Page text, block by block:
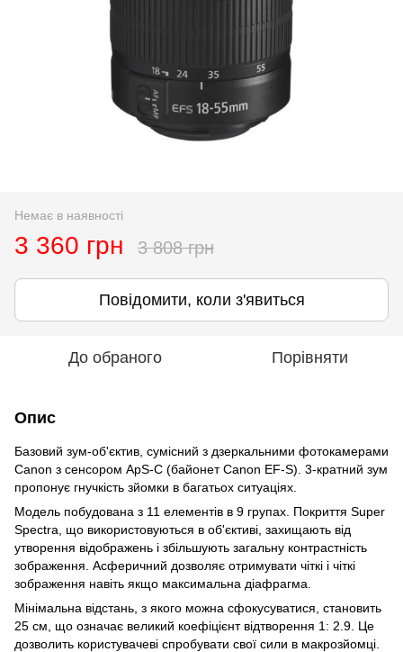
Немає в наявності
3 360 грн 3 808 грн
Повідомити, коли з'явиться
До обраного Порівняти
Опис
Базовий зум-об'єктив, сумісний з дзеркальними фотокамерами
Canon з сенсором ApS-C (байонет Canon EF-S). 3-кратний зум
пропонує гнучкість зйомки в багатьох ситуаціях.
Модель побудована з 11 елементів в 9 групах. Покриття Super
Spectra, що використовуються в об'єктиві, захищають від
утворення відображень і збільшують загальну контрастність
зображення. Асферичний дозволяє отримувати чіткі і чіткі
зображення навіть якщо максимальна діафрагма.
Мінімальна відстань, з якого можна сфокусуватися, становить
25 см, що означає великий коефіцієнт відтворення 1: 2.9. Це
дозволить користувачеві спробувати свої сили в макрозйомці.